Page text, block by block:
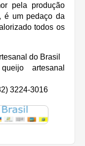
pela produção
é um pedaço da
todos os
do Brasil
artesanal
3224-3016